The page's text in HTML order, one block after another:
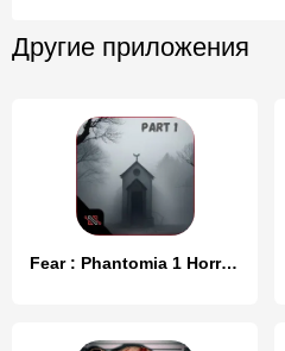
Другие приложения
Fear : Phantomia 1 Horror Game